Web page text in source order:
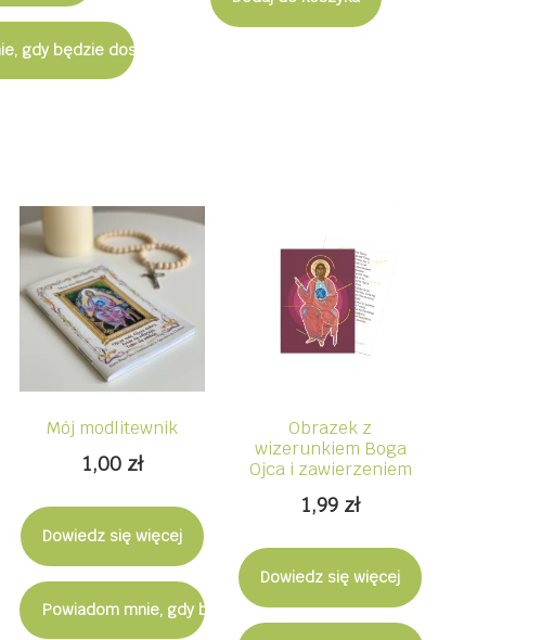
gdy będzie dostępny
dostępny
Mój modlitewnik
1,00 zł
Dowiedz się więcej
Powiadom mnie, gdy będzie dostępny
Obrazek z
wizerunkiem Boga
Ojca i zawierzeniem
1,99 zł
Dowiedz się więcej